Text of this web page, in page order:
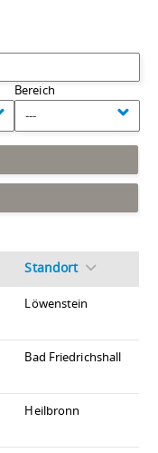
Bereich
---
Standort
Löwenstein
Bad Friedrichshall
Heilbronn